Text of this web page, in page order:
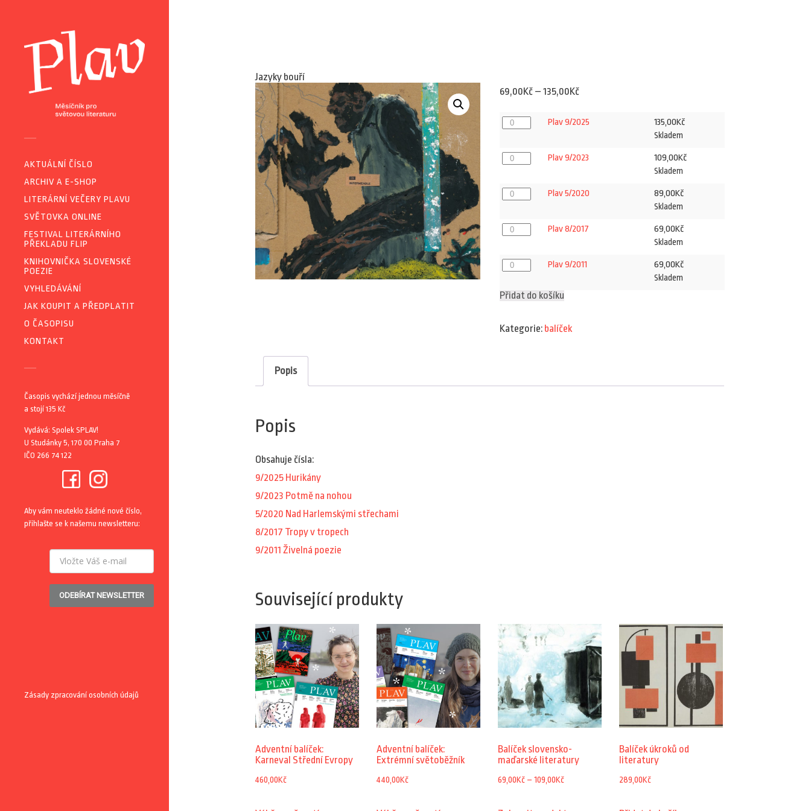
AKTUÁLNÍ ČÍSLO
ARCHIV A E-SHOP
LITERÁRNÍ VEČERY PLAVU
SVĚTOVKA ONLINE
FESTIVAL LITERÁRNÍHO
PŘEKLADU FLIP
KNIHOVNIČKA SLOVENSKÉ
POEZIE
VYHLEDÁVÁNÍ
JAK KOUPIT A PŘEDPLATIT
O ČASOPISU
KONTAKT
Časopis vychází jednou měsíčně
a stojí 135 Kč
Vydává: Spolek SPLAV!
U Studánky 5, 170 00 Praha 7
IČO 266 74 122
Aby vám neuteklo žádné nové číslo,
přihlašte se k našemu newsletteru:
ODEBÍRAT NEWSLETTER
Zásady zpracování osobních údajů
Jazyky bouří
69,00Kč – 135,00KčRozpětí
69,00Kč
135,00Kč
Plav
9/2025
Plav 9/2025 135,00Kč
Skladem
Plav
9/2023
Plav 9/2023 109,00Kč
Skladem
Plav
5/2020
Plav 5/2020 89,00Kč
Skladem
Plav
8/2017
Plav 8/2017 69,00Kč
Skladem
Plav
9/2011
Plav 9/2011 69,00Kč
Skladem
Přidat do košíku
Kategorie: balíček
Popis
Popis
Obsahuje čísla:
9/2025 Hurikány
9/2023 Potmě na nohou
5/2020 Nad Harlemskými střechami
8/2017 Tropy v tropech
9/2011 Živelná poezie
Související produkty
Adventní balíček:
Karneval Střední Evropy
460,00Kč
Adventní balíček:
Extrémní světoběžník
440,00Kč
Balíček slovensko-
maďarské literatury
69,00Kč – 109,00KčRozpětí
Balíček úkroků od
literatury
289,00Kč